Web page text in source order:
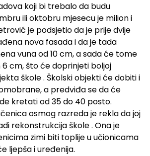
koji bi trebalo da budu
ili oktobru mjesecu je milion i
je podsjetio da je prije dvije
nova fasada i da je tada
vuna od 10 cm, a sada će tome
cm, što će doprinjeti boljoj
škole . Školski objekti će dobiti i
a predviđa se da će
kretati od 35 do 40 posto.
osmog razreda je rekla da joj
rekonstrukcija škole . Ona je
zimi biti toplije u učionicama
ljepša i uređenija.